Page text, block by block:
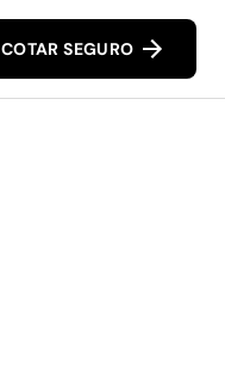
COTAR SEGURO